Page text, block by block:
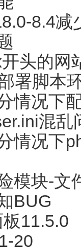
8.4减
头的网
署脚本
情况下
混乱
情况下
模块-文
BUG
11.5.0
20